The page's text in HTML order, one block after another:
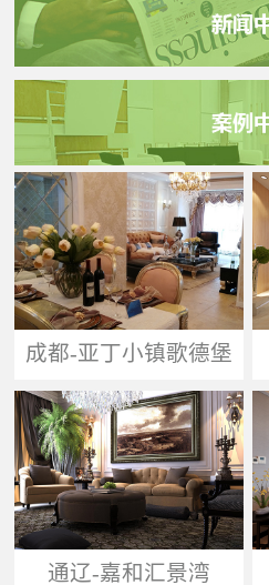
成都-亚丁小镇歌德堡
通辽-嘉和汇景湾